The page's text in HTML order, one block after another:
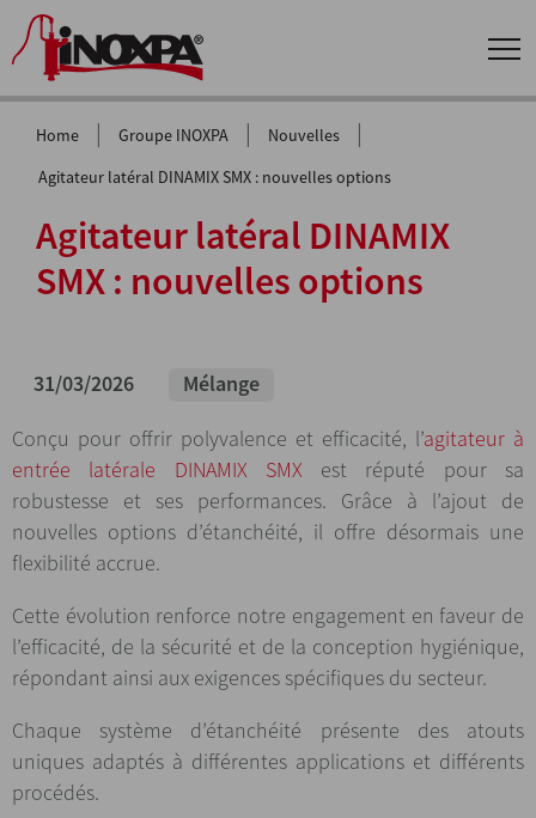
Home | Groupe INOXPA | Nouvelles |
Agitateur latéral DINAMIX SMX : nouvelles options
Agitateur latéral DINAMIX
SMX : nouvelles options
31/03/2026
Mélange
Conçu pour offrir polyvalence et efficacité, l’agitateur à
entrée latérale DINAMIX SMX est réputé pour sa
robustesse et ses performances. Grâce à l’ajout de
nouvelles options d’étanchéité, il offre désormais une
flexibilité accrue.
Cette évolution renforce notre engagement en faveur de
l’efficacité, de la sécurité et de la conception hygiénique,
répondant ainsi aux exigences spécifiques du secteur.
Chaque système d’étanchéité présente des atouts
uniques adaptés à différentes applications et différents
procédés.